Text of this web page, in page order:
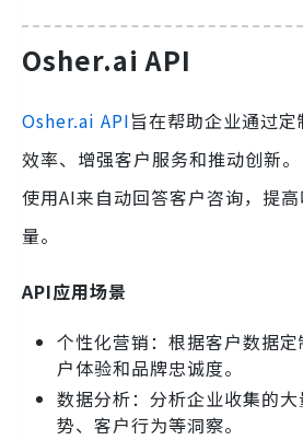
Osher.ai API
Osher.ai API旨在帮助企业通过
效率、增强客户服务和推动创新。
使用AI来自动回答客户咨询，提
量。
API应用场景
个性化营销：根据客户数据
户体验和品牌忠诚度。
数据分析：分析企业收集的
势、客户行为等洞察。